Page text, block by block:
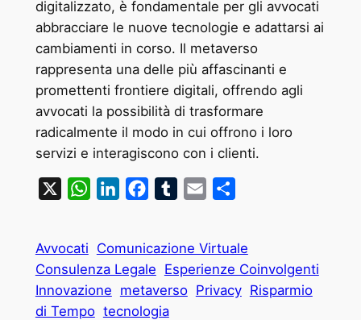
digitalizzato, è fondamentale per gli avvocati
abbracciare le nuove tecnologie e adattarsi ai
cambiamenti in corso. Il metaverso
rappresenta una delle più affascinanti e
promettenti frontiere digitali, offrendo agli
avvocati la possibilità di trasformare
radicalmente il modo in cui offrono i loro
servizi e interagiscono con i clienti.
WhatsAppLinkedInFacebookTumblrEmail
Avvocati Comunicazione Virtuale
Consulenza Legale Esperienze Coinvolgenti
Innovazione metaverso Privacy Risparmio
di Tempo tecnologia